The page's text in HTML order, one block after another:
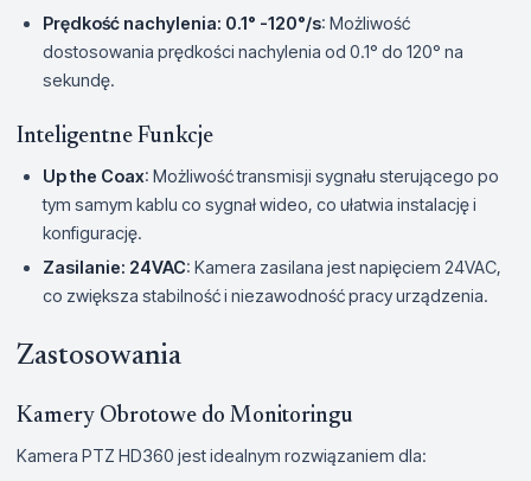
Prędkość nachylenia: 0.1° -120°/s: Możliwość
dostosowania prędkości nachylenia od 0.1° do 120° na
sekundę.
Inteligentne Funkcje
Up the Coax: Możliwość transmisji sygnału sterującego po
tym samym kablu co sygnał wideo, co ułatwia instalację i
konfigurację.
Zasilanie: 24VAC: Kamera zasilana jest napięciem 24VAC,
co zwiększa stabilność i niezawodność pracy urządzenia.
Zastosowania
Kamery Obrotowe do Monitoringu
Kamera PTZ HD360 jest idealnym rozwiązaniem dla: